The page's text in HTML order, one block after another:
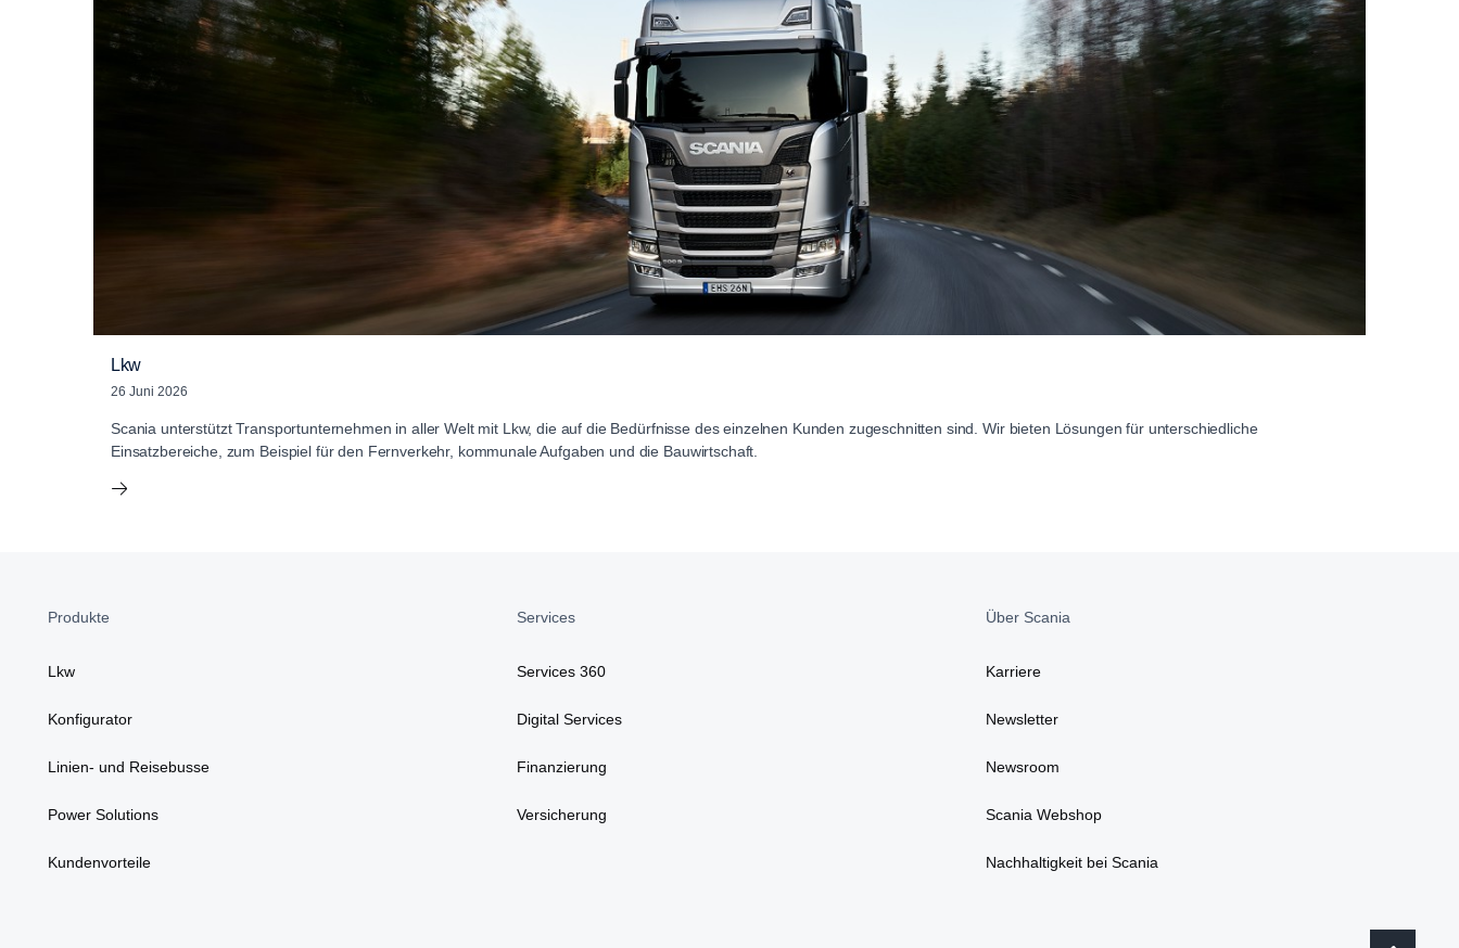
Lkw
26 Juni 2026
Scania unterstützt Transportunternehmen in aller Welt mit Lkw, die auf die Bedürfnisse des einzelnen Kunden zugeschnitten sind. Wir bieten Lösungen für unterschiedliche
Einsatzbereiche, zum Beispiel für den Fernverkehr, kommunale Aufgaben und die Bauwirtschaft.
Produkte
Lkw
Konfigurator
Linien- und Reisebusse
Power Solutions
Kundenvorteile
Services
Services 360
Digital Services
Finanzierung
Versicherung
Über Scania
Karriere
Newsletter
Newsroom
Scania Webshop
Nachhaltigkeit bei Scania